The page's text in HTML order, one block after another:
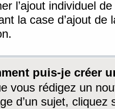
l’ajout individuel
la case d’ajout
puis-je créer
vous rédigez un
d’un sujet, cliquez